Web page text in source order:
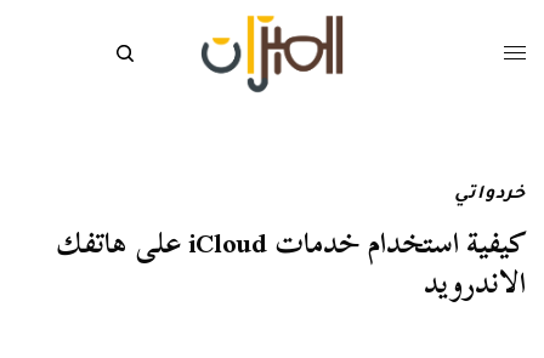
خردواتي
كيفية استخدام خدمات iCloud على هاتفك
الاندرويد